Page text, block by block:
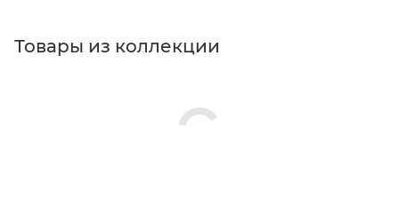
Товары из коллекции